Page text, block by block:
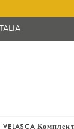
ITALIA
VELASCA